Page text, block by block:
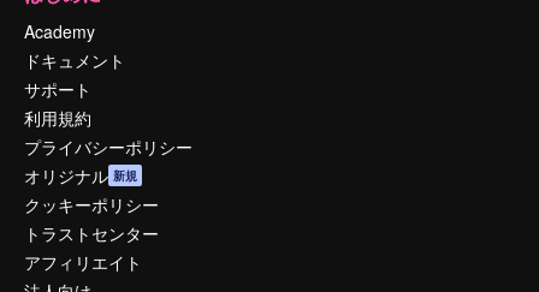
Academy
ドキュメント
サポート
利用規約
プライバシーポリシー
オリジナル 新規
クッキーポリシー
トラストセンター
アフィリエイト